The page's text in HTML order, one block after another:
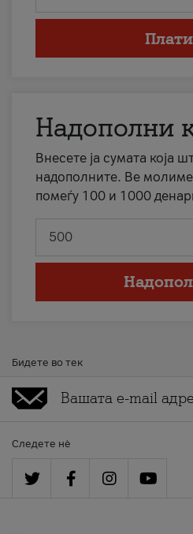
Плати
Надополни
Внесете ја сумата која
надополните. Ве
помеѓу 100 и 1000
Бидете во тек
Следете нè